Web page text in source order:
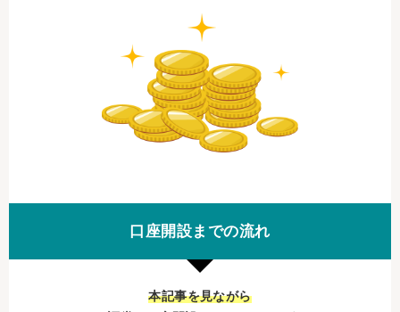
口座開設までの流れ
本記事を見ながら